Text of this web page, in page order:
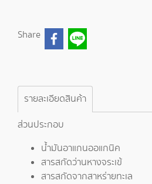
Share
รายละเอียดสินค้า
ส่วนประกอบ
น้ำมันอาแกนออแกนิค
สารสกัดว่านหางจระเข้
สารสกัดจากสาหร่ายทะเล